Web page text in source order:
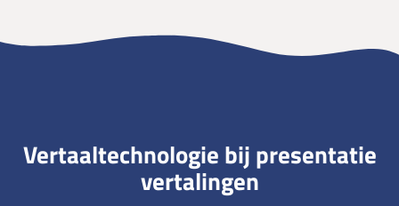
Vertaaltechnologie bij presentatie
vertalingen